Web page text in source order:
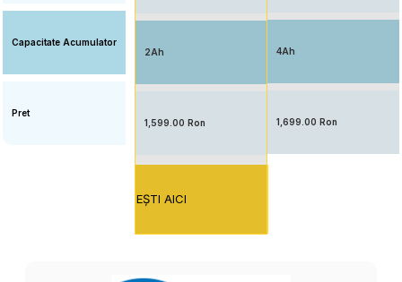
Capacitate Acumulator
Pret
2Ah
1,599.00 Ron
EŞTI AICI
4Ah
1,699.00 Ron